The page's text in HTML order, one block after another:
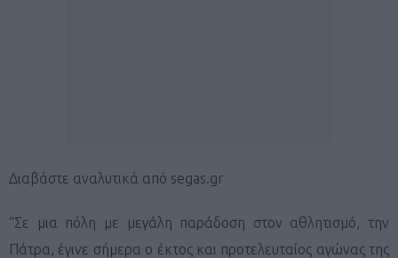
Διαβάστε αναλυτικά από segas.gr
“Σε μια πόλη με μεγάλη παράδοση στον αθλητισμό, την
Πάτρα, έγινε σήμερα o έκτος και προτελευταίος αγώνας της